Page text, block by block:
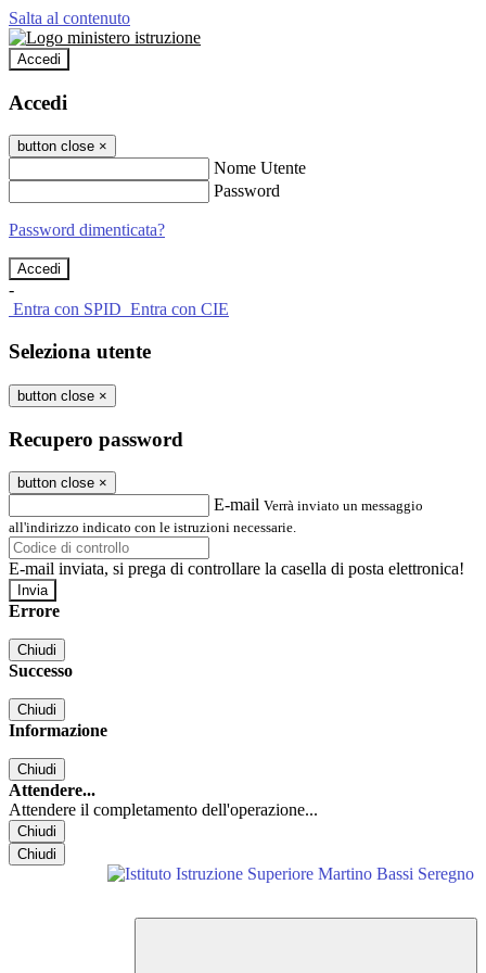
Salta al contenuto
Accedi
Accedi
button close ×
Nome Utente
Password
Password dimenticata?
-
Entra con SPID Entra con CIE
Seleziona utente
button close ×
Recupero password
button close ×
E-mail Verrà inviato un messaggio
all'indirizzo indicato con le istruzioni necessarie.
E-mail inviata, si prega di controllare la casella di posta elettronica!
Errore
Chiudi
Successo
Chiudi
Informazione
Chiudi
Attendere...
Attendere il completamento dell'operazione...
Chiudi
Chiudi